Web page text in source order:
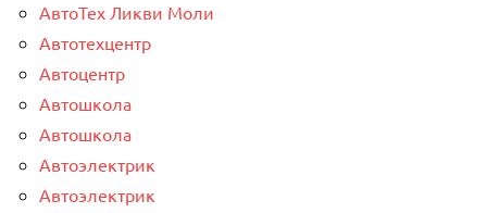
АвтоТех Ликви Моли
Автотехцентр
Автоцентр
Автошкола
Автошкола
Автоэлектрик
Автоэлектрик